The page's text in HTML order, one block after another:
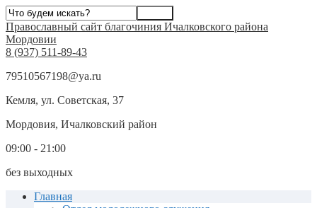
Православный сайт благочиния Ичалковского района
Мордовии
8 (937) 511-89-43
79510567198@ya.ru
Кемля, ул. Советская, 37
Мордовия, Ичалковский район
09:00 - 21:00
без выходных
Главная